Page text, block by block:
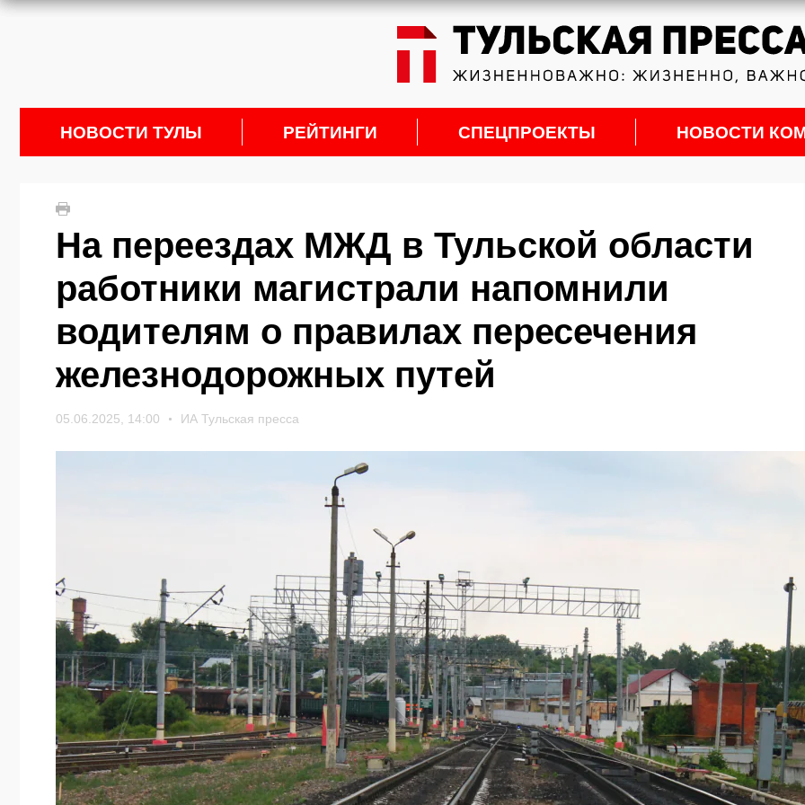
НОВОСТИ ТУЛЫ РЕЙТИНГИ СПЕЦПРОЕКТЫ НОВОСТИ
На переездах МЖД в Тульской области
работники магистрали напомнили
водителям о правилах пересечения
железнодорожных путей
05.06.2025, 14:00 ИА Тульская пресса